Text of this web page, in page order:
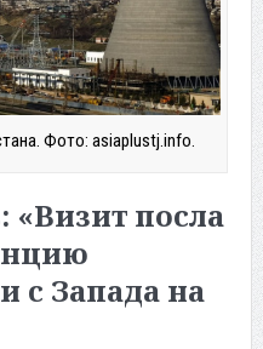
Фото: asiaplustj.info.
«Визит посла
с Запада на